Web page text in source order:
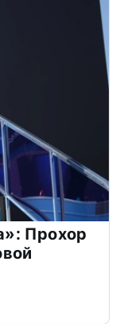
Прохор